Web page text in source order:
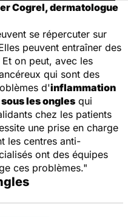
Cogrel, dermatologue
se répercuter sur
peuvent entraîner des
on peut, avec les
qui sont des
d'inflammation
les ongles qui
chez les patients
une prise en charge
les centres anti-
ont des équipes
ces problèmes."